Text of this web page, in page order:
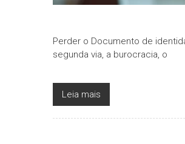
Perder o Documento de
segunda via, a burocracia, o
Leia mais